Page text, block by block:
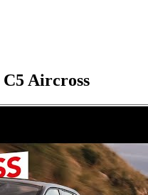
C5 Aircross